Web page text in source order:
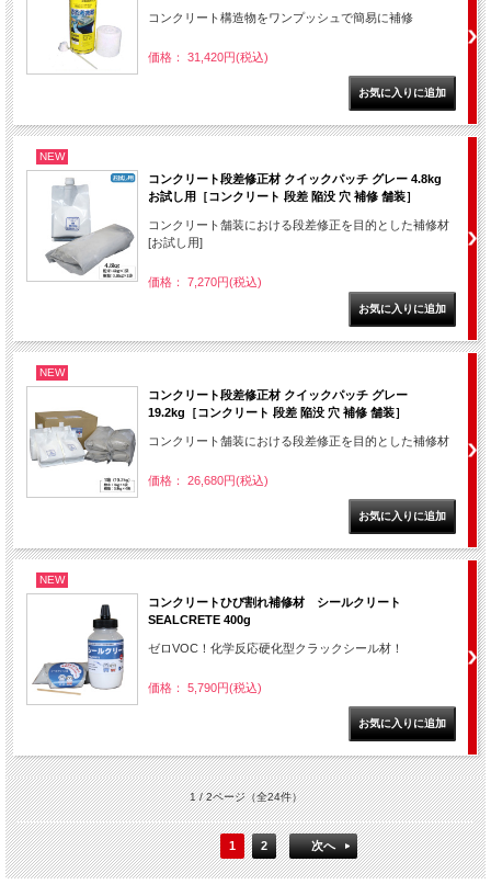
コンクリート構造物をワンプッシュで簡易に補修
価格： 31,420円(税込)
NEW
コンクリート段差修正材 クイックパッチ グレー 4.8kg
お試し用［コンクリート 段差 陥没 穴 補修 舗装］
コンクリート舗装における段差修正を目的とした補修材
[お試し用]
価格： 7,270円(税込)
NEW
コンクリート段差修正材 クイックパッチ グレー
19.2kg［コンクリート 段差 陥没 穴 補修 舗装］
コンクリート舗装における段差修正を目的とした補修材
価格： 26,680円(税込)
NEW
コンクリートひび割れ補修材 シールクリート
SEALCRETE 400g
ゼロVOC！化学反応硬化型クラックシール材！
価格： 5,790円(税込)
1 / 2ページ（全24件）
1 2 次へ